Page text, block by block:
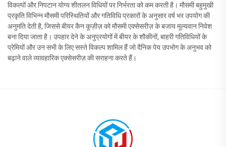
विकल्पों और निपटान योग्य शीतलन विधियों पर निर्भरता को कम करती है। मौसमी बहुमुखी
प्रकृति विभिन्न मौसमी परिस्थितियों और गतिविधि प्रकारों के अनुसार वर्ष भर उपयोग की
अनुमति देती है, जिससे बीयर कैन कूज़ीज़ को मौसमी एक्सेसरीज़ के बजाय मूल्यवान निवेश
बना दिया जाता है। उपहार देने के अनुप्रयोगों में बीयर के शौकीनों, बाहरी गतिविधियों के
प्रेमियों और उन सभी के लिए सस्ते विकल्प शामिल हैं जो दैनिक पेय उपभोग के अनुभव को
बढ़ाने वाले व्यावहारिक एक्सेसरीज़ की सराहना करते हैं।